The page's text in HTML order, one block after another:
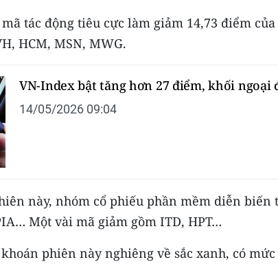
tác động tiêu cực làm giảm 14,73 điểm
HCM, MSN, MWG.
VN-Index bật tăng hơn 27 điểm, khối ngoại
14/05/2026 09:04
này, nhóm cổ phiếu phần mềm diễn biến
Một vài mã giảm gồm ITD, HPT…
phiên này nghiêng về sắc xanh, có